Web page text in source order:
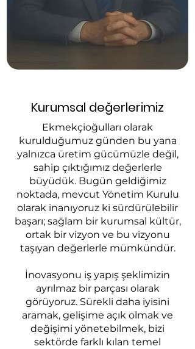
Kurumsal değerlerimiz
Ekmekçioğulları olarak
kurulduğumuz günden bu yana
yalnızca üretim gücümüzle değil,
sahip çıktığımız değerlerle
büyüdük. Bugün geldiğimiz
noktada, mevcut Yönetim Kurulu
olarak inanıyoruz ki sürdürülebilir
başarı; sağlam bir kurumsal kültür,
ortak bir vizyon ve bu vizyonu
taşıyan değerlerle mümkündür.
İnovasyonu iş yapış şeklimizin
ayrılmaz bir parçası olarak
görüyoruz. Sürekli daha iyisini
aramak, gelişime açık olmak ve
değişimi yönetebilmek, bizi
sektörde farklı kılan temel